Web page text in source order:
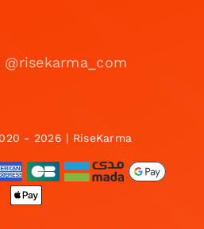
- 2026 | RiseKarma